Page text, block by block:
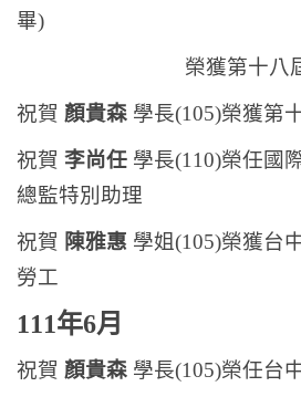
畢)
榮獲第十八屆傑
祝賀 顏貴森 學長(105)榮獲第
祝賀 李尚任 學長(110)榮任國
總監特別助理
祝賀 陳雅惠 學姐(105)榮獲台
勞工
111年6月
祝賀 顏貴森 學長(105)榮任台